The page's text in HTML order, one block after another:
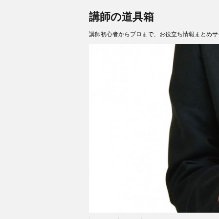
講師の道具箱
講師初心者からプロまで、お役立ち情報まとめ